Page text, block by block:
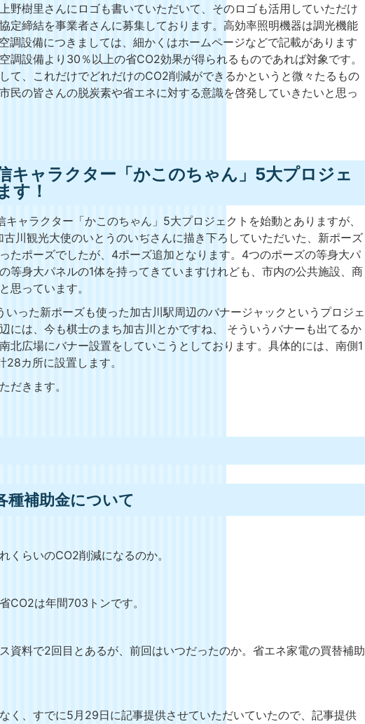
野樹里さんにロゴも書いていただいて、そのロゴも活用していただけ
定締結を事業者さんに募集しております。高効率照明機器は調光機能
調設備につきましては、細かくはホームページなどで記載があります
調設備より30％以上の省CO2効果が得られるものであれば対象です。
て、これだけでどれだけのCO2削減ができるかというと微々たるもの
民の皆さんの脱炭素や省エネに対する意識を啓発していきたいと思っ
キャラクター「かこのちゃん」5大プロジェ
す！
ャラクター「かこのちゃん」5大プロジェクトを始動とありますが、
古川観光大使のいとうのいぢさんに描き下ろしていただいた、新ポーズ
たポーズでしたが、4ポーズ追加となります。4つのポーズの等身大パ
等身大パネルの1体を持ってきていますけれども、市内の公共施設、商
思っています。
った新ポーズも使った加古川駅周辺のバナージャックというプロジェ
には、今も棋士のまち加古川とかですね、 そういうバナーも出てるか
北広場にバナー設置をしていこうとしております。具体的には、南側1
カ所に設置します。
だきます。
種補助金について
くらいのCO2削減になるのか。
CO2は年間703トンです。
資料で2回目とあるが、前回はいつだったのか。省エネ家電の買替補助
く、すでに5月29日に記事提供させていただいていたので、記事提供